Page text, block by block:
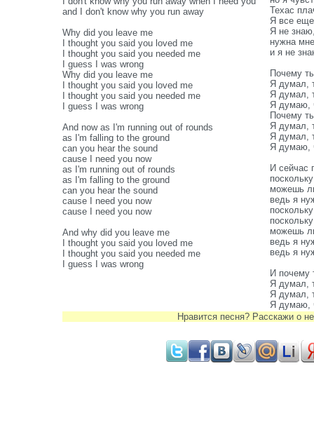
and I don't know why you run away
Why did you leave me
I thought you said you loved me
I thought you said you needed me
I guess I was wrong
Why did you leave me
I thought you said you loved me
I thought you said you needed me
I guess I was wrong
And now as I'm running out of rounds
as I'm falling to the ground
can you hear the sound
cause I need you now
as I'm running out of rounds
as I'm falling to the ground
can you hear the sound
cause I need you now
cause I need you now
And why did you leave me
I thought you said you loved me
I thought you said you needed me
I guess I was wrong
Техас
Я все
Я не
нужна мне
и я не
Почему
Я думал,
Я думал,
Я думаю,
Почему
Я думал,
Я думал,
Я думаю,
И сейчас
можешь
ведь я
можешь
ведь я
ведь я
И почему
Я думал,
Я думал,
Я думаю,
Нравится песня? Расскажи о